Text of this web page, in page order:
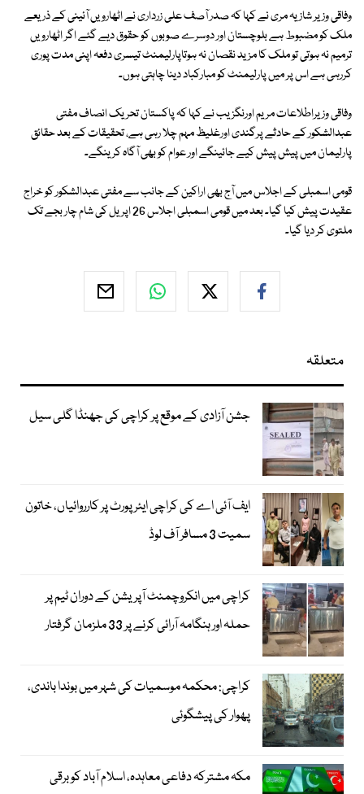
وفاقی وزیر شازیہ مری نے کہا کہ صدر آصف علی زرداری نے اٹھارویں آئینی کے ذریعے
ملک کو مضبوط ہے بلوچستان اور دوسرے صوبوں کو حقوق دیے گئے اگر اٹھارویں
ترمیم نہ ہوتی تو ملک کا مزید نقصان نہ ہوتاپارلیمنٹ تیسری دفعہ اپنی مدت پوری
کررہی ہے اس پر میں پارلیمنٹ کو مبارکباد دینا چاہتی ہوں۔
وفاقی وزیراطلاعات مریم اورنگزیب نے کہا کہ پاکستان تحریک انصاف مفتی
عبدالشکور کے حادثے پرگندی اورغلیظ مہم چلا رہی ہے، تحقیقات کے بعد حقائق
پارلیمان میں پیش پیش کیے جائینگے اور عوام کو بھی آگاہ کرینگے۔
قومی اسمبلی کے اجلاس میں آج بھی اراکین کے جانب سے مفتی عبدالشکور کو خراج
عقیدت پیش کیا گیا۔ بعد میں قومی اسمبلی اجلاس 26 اپریل کی شام چار بجے تک
ملتوی کر دیا گیا۔
متعلقہ
جشن آزادی کے موقع پر کراچی کی جھنڈا گلی سیل
ایف آئی اے کی کراچی ایئرپورٹ پر کارروائیاں، خاتون
سمیت 3 مسافر آف لوڈ
کراچی میں انکروچمنٹ آپریشن کے دوران ٹیم پر
حملہ اور ہنگامہ آرائی کرنے پر 33 ملزمان گرفتار
کراچی: محکمہ موسمیات کی شہر میں بوندا باندی،
پھوار کی پیشگوئی
مکہ مشترکہ دفاعی معاہدہ، اسلام آباد کو برقی